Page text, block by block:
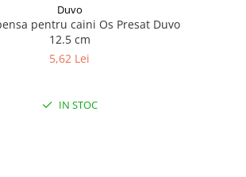
Duvo
pentru caini Os Presat Duvo
12.5 cm
5,62 Lei
IN STOC